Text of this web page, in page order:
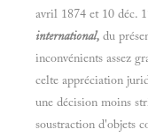
avril 1874 et 10 déc.
international, du
inconvénients assez
celte appréciation
une décision moins
soustraction d'objets